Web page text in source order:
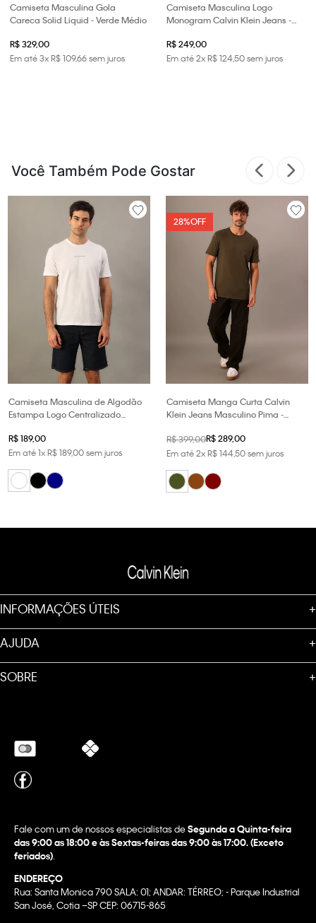
Camiseta Masculina Gola
Careca Solid Liquid - Verde Médio
R$ 329,00
Em até3xR$109,66sem juros
Camiseta Masculina Logo
Monogram Calvin Klein Jeans -
R$ 249,00
Em até2xR$12450sem juros
Você Também Pode Gostar
Camiseta Masculina de Algodão
Estampa Logo Centralizado
R$189,00
Em até1xR$189,00sem juros
28%OFF
Camiseta Manga Curta Calvin
Klein Jeans Masculino Pima -
R$399,00R$289,00
Em até2xR$14450sem juros
INFORMAÇÕES ÚTEIS +
AJUDA +
SOBRE +
Fale com um de nossos especialistas deSegunda a Quinta-feira
das 9:00 as 18:00 e às Sextas-feiras das 9:00 às 17:00. (Exceto
feriados)
ENDEREÇO
Rua: Santa Monica 790 SALA: 01; ANDAR: TÉRREO; - Parque Industrial
San José, Cotia –SP CEP: 06715-865